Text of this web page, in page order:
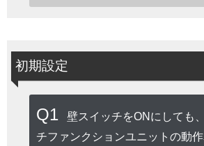
初期設定
Q1
壁スイッチをONにしても
チファンクションユニットの動